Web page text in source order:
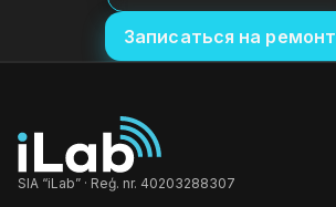
Записаться на ремонт
SIA “iLab” · Reģ. nr. 40203288307